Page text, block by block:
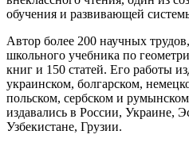
обучения и развивающей
Автор более 200 научных
школьного учебника по
книг и 150 статей. Его работы
украинском, болгарском,
польском, сербском и
издавались в России, Украине,
Узбекистане, Грузии.